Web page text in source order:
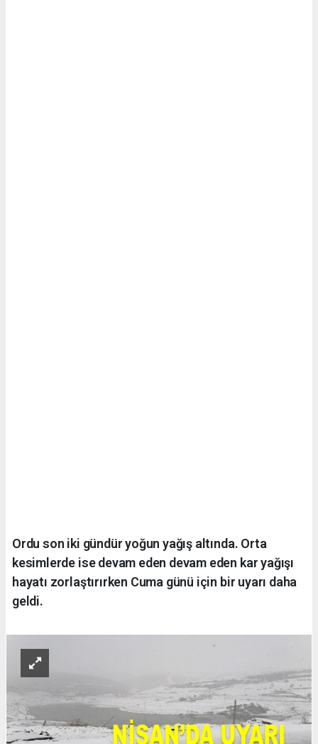
Ordu son iki gündür yoğun yağış altında. Orta
kesimlerde ise devam eden devam eden kar yağışı
hayatı zorlaştırırken Cuma günü için bir uyarı daha
geldi.